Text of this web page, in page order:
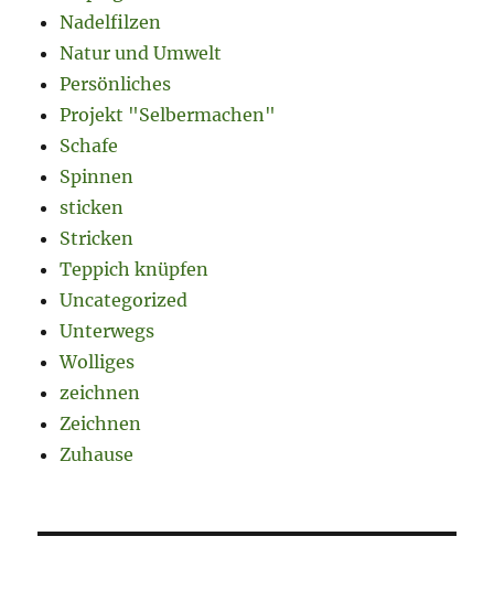
Nadelfilzen
Natur und Umwelt
Persönliches
Projekt "Selbermachen"
Schafe
Spinnen
sticken
Stricken
Teppich knüpfen
Uncategorized
Unterwegs
Wolliges
zeichnen
Zeichnen
Zuhause